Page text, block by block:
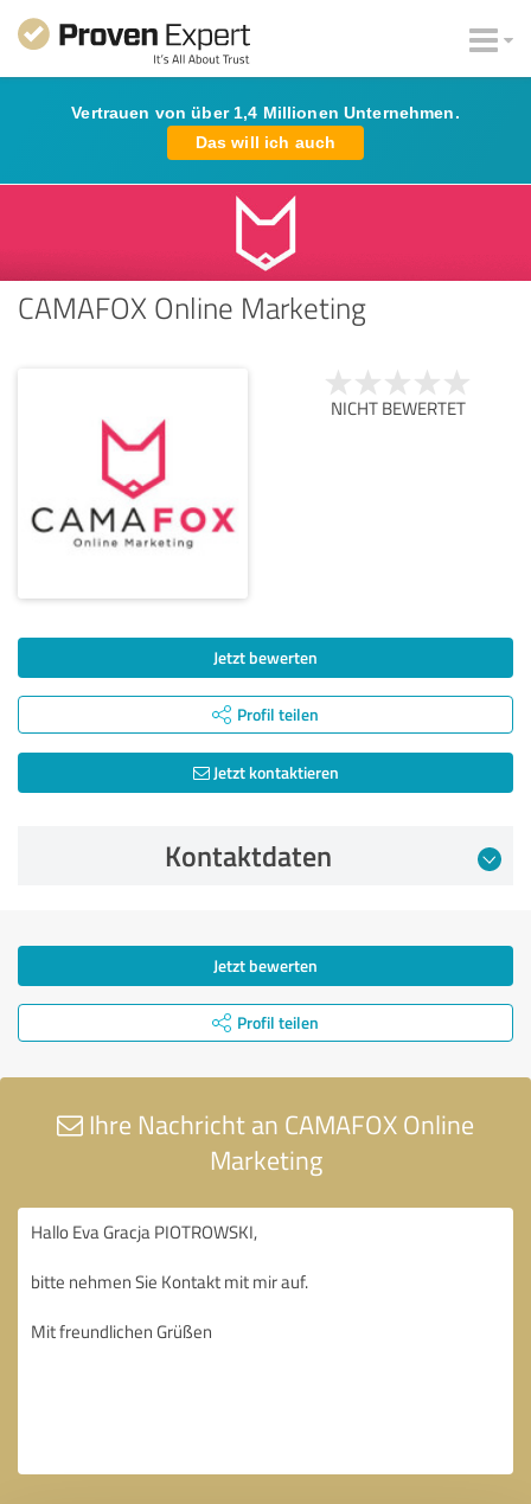
Vertrauen von über 1,4 Millionen Unternehmen.
Das will ich auch
CAMAFOX Online Marketing
NICHT BEWERTET
Jetzt bewerten
Profil teilen
Jetzt kontaktieren
Kontaktdaten
Jetzt bewerten
Profil teilen
Ihre Nachricht an CAMAFOX Online
Marketing